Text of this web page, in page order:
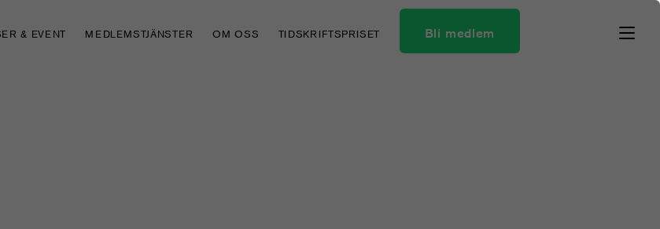
& EVENT MEDLEMSTJÄNSTER OM OSS TIDSKRIFTSPRISET Bli medlem